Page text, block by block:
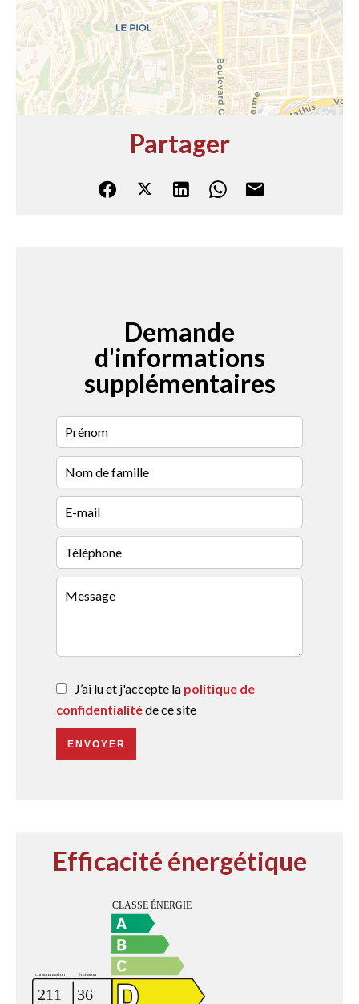
Partager
Demande
d'informations
supplémentaires
J’ai lu et j'accepte la politique de
confidentialitéde ce site
ENVOYER
Efficacité énergétique